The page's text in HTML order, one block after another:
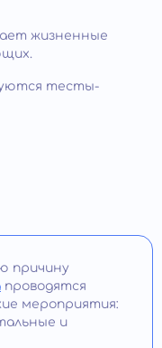
жизненные
тесты-
причину
проводятся
мероприятия:
и